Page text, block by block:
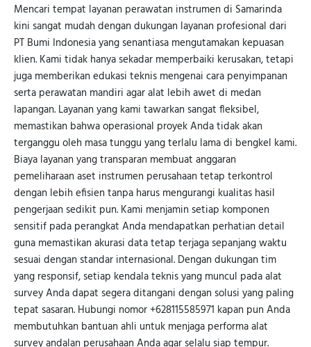
Mencari tempat layanan perawatan instrumen di Samarinda
kini sangat mudah dengan dukungan layanan profesional dari
PT Bumi Indonesia yang senantiasa mengutamakan kepuasan
klien. Kami tidak hanya sekadar memperbaiki kerusakan, tetapi
juga memberikan edukasi teknis mengenai cara penyimpanan
serta perawatan mandiri agar alat lebih awet di medan
lapangan. Layanan yang kami tawarkan sangat fleksibel,
memastikan bahwa operasional proyek Anda tidak akan
terganggu oleh masa tunggu yang terlalu lama di bengkel kami.
Biaya layanan yang transparan membuat anggaran
pemeliharaan aset instrumen perusahaan tetap terkontrol
dengan lebih efisien tanpa harus mengurangi kualitas hasil
pengerjaan sedikit pun. Kami menjamin setiap komponen
sensitif pada perangkat Anda mendapatkan perhatian detail
guna memastikan akurasi data tetap terjaga sepanjang waktu
sesuai dengan standar internasional. Dengan dukungan tim
yang responsif, setiap kendala teknis yang muncul pada alat
survey Anda dapat segera ditangani dengan solusi yang paling
tepat sasaran. Hubungi nomor +628115585971 kapan pun Anda
membutuhkan bantuan ahli untuk menjaga performa alat
survey andalan perusahaan Anda agar selalu siap tempur.